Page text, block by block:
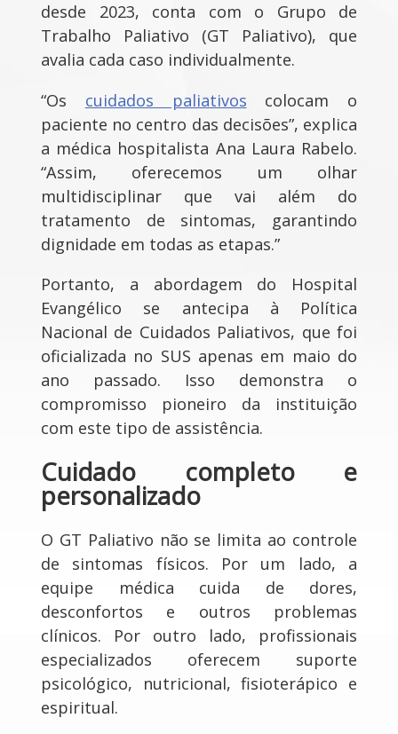
desde 2023, conta com o Grupo de
Trabalho Paliativo (GT Paliativo), que
avalia cada caso individualmente.
“Os cuidados paliativos colocam o
paciente no centro das decisões”, explica
a médica hospitalista Ana Laura Rabelo.
“Assim, oferecemos um olhar
multidisciplinar que vai além do
tratamento de sintomas, garantindo
dignidade em todas as etapas.”
Portanto, a abordagem do Hospital
Evangélico se antecipa à Política
Nacional de Cuidados Paliativos, que foi
oficializada no SUS apenas em maio do
ano passado. Isso demonstra o
compromisso pioneiro da instituição
com este tipo de assistência.
Cuidado completo e
personalizado
O GT Paliativo não se limita ao controle
de sintomas físicos. Por um lado, a
equipe médica cuida de dores,
desconfortos e outros problemas
clínicos. Por outro lado, profissionais
especializados oferecem suporte
psicológico, nutricional, fisioterápico e
espiritual.